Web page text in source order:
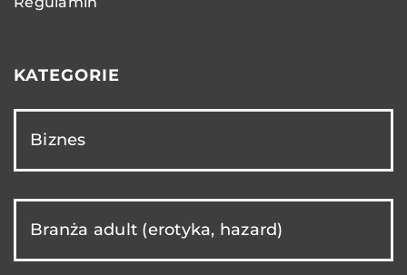
KATEGORIE
Biznes
Branża adult (erotyka, hazard)